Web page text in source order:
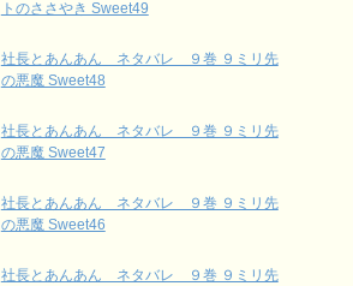
トのささやき Sweet49
社長とあんあん ネタバレ ９巻 ９ミリ先
の悪魔 Sweet48
社長とあんあん ネタバレ ９巻 ９ミリ先
の悪魔 Sweet47
社長とあんあん ネタバレ ９巻 ９ミリ先
の悪魔 Sweet46
社長とあんあん ネタバレ ９巻 ９ミリ先